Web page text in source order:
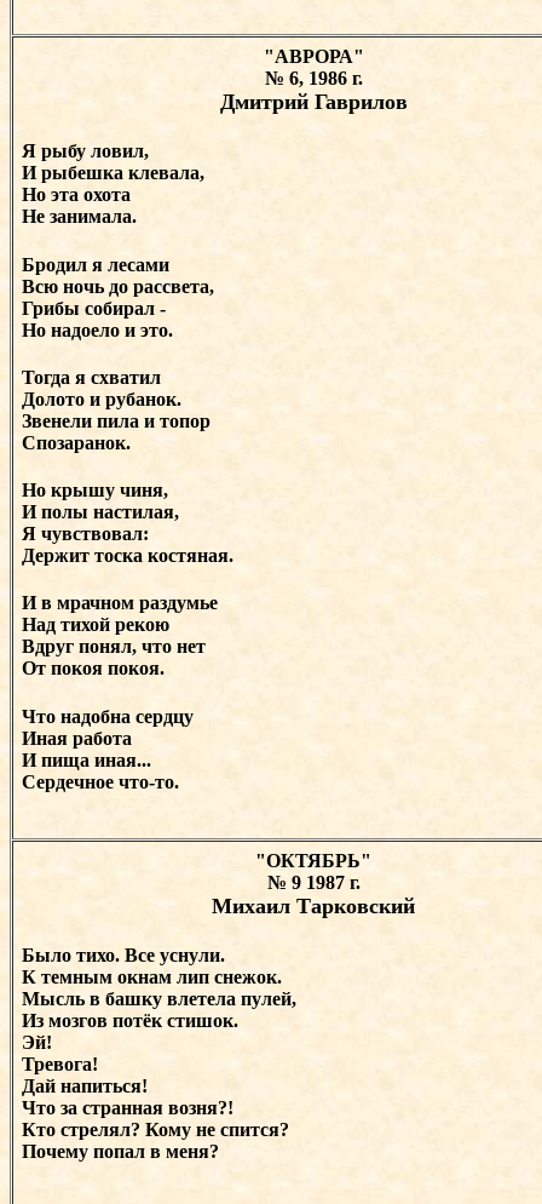
"АВРОРА"
№ 6, 1986 г.
Дмитрий Гаврилов
Я рыбу ловил,
И рыбешка клевала,
Но эта охота
Не занимала.
Бродил я лесами
Всю ночь до рассвета,
Грибы собирал -
Но надоело и это.
Тогда я схватил
Долото и рубанок.
Звенели пила и топор
Спозаранок.
Но крышу чиня,
И полы настилая,
Я чувствовал:
Держит тоска костяная.
И в мрачном раздумье
Над тихой рекою
Вдруг понял, что нет
От покоя покоя.
Что надобна сердцу
Иная работа
И пища иная...
Сердечное что-то.
"ОКТЯБРЬ"
№ 9 1987 г.
Михаил Тарковский
Было тихо. Все уснули.
К темным окнам лип снежок.
Мысль в башку влетела пулей,
Из мозгов потёк стишок.
Эй!
Тревога!
Дай напиться!
Что за странная возня?!
Кто стрелял? Кому не спится?
Почему попал в меня?